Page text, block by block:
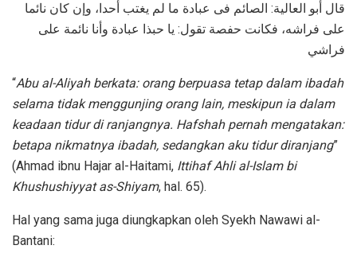
قال أبو العالية: الصائم فى عبادة ما لم يغتب أحدا، وإن كان نائما
على فراشه، فكانت حفصة تقول: يا حبذا عبادة وأنا نائمة على
فراشي
“Abu al-Aliyah berkata: orang berpuasa tetap dalam ibadah
selama tidak menggunjing orang lain, meskipun ia dalam
keadaan tidur di ranjangnya. Hafshah pernah mengatakan:
betapa nikmatnya ibadah, sedangkan aku tidur diranjang”
(Ahmad ibnu Hajar al-Haitami, Ittihaf Ahli al-Islam bi
Khushushiyyat as-Shiyam, hal. 65).
Hal yang sama juga diungkapkan oleh Syekh Nawawi al-
Bantani: